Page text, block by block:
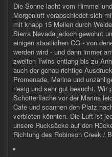
Die Sonne lacht vom Himmel
Morgenluft verabschiedet sich
mit knapp 15 Meilen durch
Sierra Nevada jedoch gewohnt
einigen staatlichen CG - von
werden wird - und dann immer
zweiten Twins entlang bis zu
auch der genau richtige
Promenade, Marina und
riesig und sehr gut besucht. Wir
Schotterfläche vor der Marina
Cafe und scannen den Platz
verbieten könnten. Die Luft ist
unsere Rucksäcke auf den
Richtung des Robinson Creek /